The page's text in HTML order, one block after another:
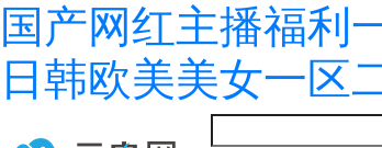
国产网红主播福利
日韩欧美美女一区